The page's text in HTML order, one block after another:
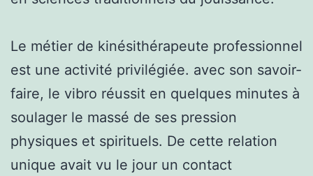
Le métier de kinésithérapeute professionnel
est une activité privilégiée. avec son savoir-
faire, le vibro réussit en quelques minutes à
soulager le massé de ses pression
physiques et spirituels. De cette relation
unique avait vu le jour un contact